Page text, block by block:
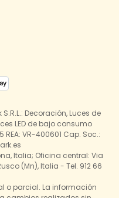
Decoración, Luces de
LED de bajo consumo
REA: VR-400601 Cap. Soc.:
Italia; Oficina central: Via
(Mn), Italia - Tel. 912 66
o parcial. La información